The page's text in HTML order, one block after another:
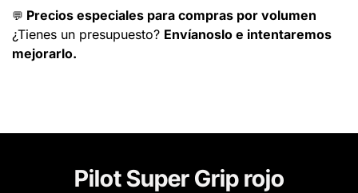
💬 Precios especiales para compras por volumen
¿Tienes un presupuesto? Envíanoslo e intentaremos
mejorarlo.
Pilot Super Grip rojo